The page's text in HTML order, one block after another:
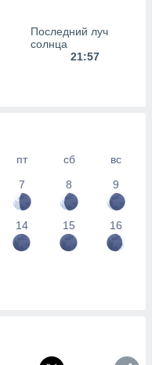
Последний луч
солнца
21:57
пт сб
вс
7 8 9
14 15 16